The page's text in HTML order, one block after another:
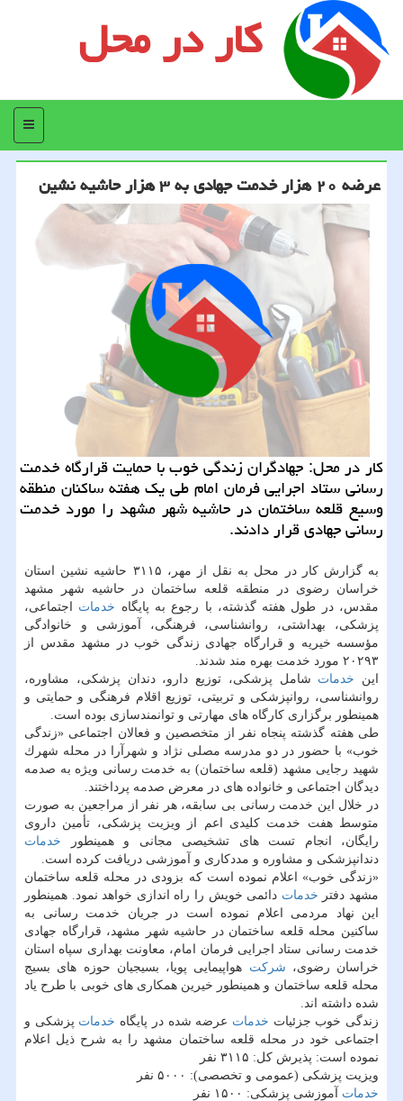
کار در محل
منو
عرضه ۲۰ هزار خدمت جهادی به ۳ هزار حاشیه نشین
كار در محل: جهادگران زندگی خوب با حمایت قرارگاه خدمت
رسانی ستاد اجرایی فرمان امام طی یك هفته ساكنان منطقه
وسیع قلعه ساختمان در حاشیه شهر مشهد را مورد خدمت
رسانی جهادی قرار دادند.
به گزارش كار در محل به نقل از مهر، ۳۱۱۵ حاشیه نشین استان
خراسان رضوی در منطقه قلعه ساختمان در حاشیه شهر مشهد
مقدس، در طول هفته گذشته، با رجوع به پایگاه خدمات اجتماعی،
پزشكی، بهداشتی، روانشناسی، فرهنگی، آموزشی و خانوادگی
مؤسسه خیریه و قرارگاه جهادی زندگی خوب در مشهد مقدس از
۲۰۲۹۳ مورد خدمت بهره مند شدند.
این خدمات شامل پزشكی، توزیع دارو، دندان پزشكی، مشاوره،
روانشناسی، روانپزشكی و تربیتی، توزیع اقلام فرهنگی و حمایتی و
همینطور برگزاری كارگاه های مهارتی و توانمندسازی بوده است.
طی هفته گذشته پنجاه نفر از متخصصین و فعالان اجتماعی «زندگی
خوب» با حضور در دو مدرسه مصلی نژاد و شهرآرا در محله شهرك
شهید رجایی مشهد (قلعه ساختمان) به خدمت رسانی ویژه به صدمه
دیدگان اجتماعی و خانواده های در معرض صدمه پرداختند.
در خلال این خدمت رسانی بی سابقه، هر نفر از مراجعین به صورت
متوسط هفت خدمت كلیدی اعم از ویزیت پزشكی، تأمین داروی
رایگان، انجام تست های تشخیصی مجانی و همینطور خدمات
دندانپزشكی و مشاوره و مددكاری و آموزشی دریافت كرده است.
«زندگی خوب» اعلام نموده است كه بزودی در محله قلعه ساختمان
مشهد دفتر خدمات دائمی خویش را راه اندازی خواهد نمود. همینطور
این نهاد مردمی اعلام نموده است در جریان خدمت رسانی به
ساكنین محله قلعه ساختمان در حاشیه شهر مشهد، قرارگاه جهادی
خدمت رسانی ستاد اجرایی فرمان امام، معاونت بهداری سپاه استان
خراسان رضوی، شركت هواپیمایی پویا، بسیجیان حوزه های بسیج
محله قلعه ساختمان و همینطور خیرین همكاری های خوبی با طرح یاد
شده داشته اند.
زندگی خوب جزئیات خدمات عرضه شده در پایگاه خدمات پزشكی و
اجتماعی خود در محله قلعه ساختمان مشهد را به شرح ذیل اعلام
نموده است: پذیرش كل: ۳۱۱۵ نفر
ویزیت پزشكی (عمومی و تخصصی): ۵۰۰۰ نفر
خدمات آموزشی پزشكی: ۱۵۰۰ نفر